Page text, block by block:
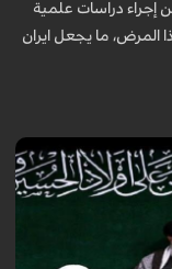
إجراء دراسات علمية
بهذا المرض، ما يجعل ايران